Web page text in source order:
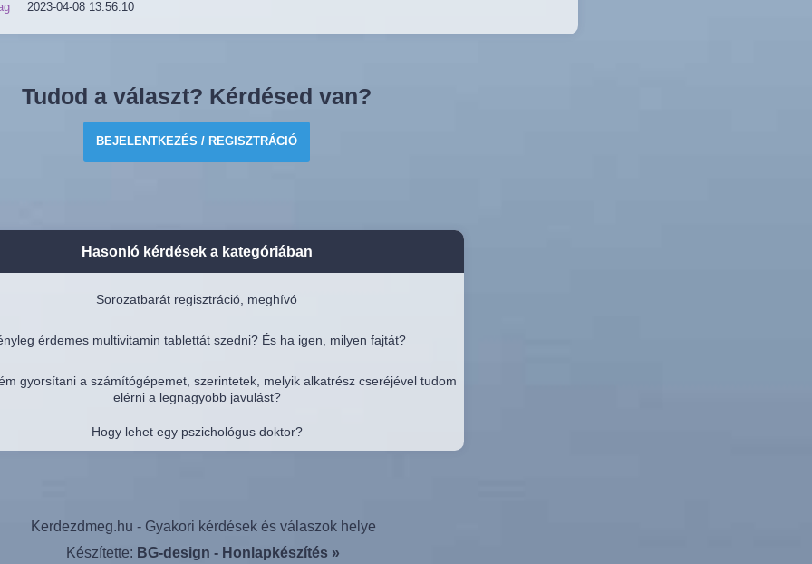
2023-04-08 13:56:10
Tudod a választ? Kérdésed van?
BEJELENTKEZÉS / REGISZTRÁCIÓ
Hasonló kérdések a kategóriában
Sorozatbarát regisztráció, meghívó
érdemes multivitamin tablettát szedni? És ha igen, milyen fajtát?
gyorsítani a számítógépemet, szerintetek, melyik alkatrész cseréjével tudom
elérni a legnagyobb javulást?
Hogy lehet egy pszichológus doktor?
Kerdezdmeg.hu - Gyakori kérdések és válaszok helye
Készítette: BG-design - Honlapkészítés »